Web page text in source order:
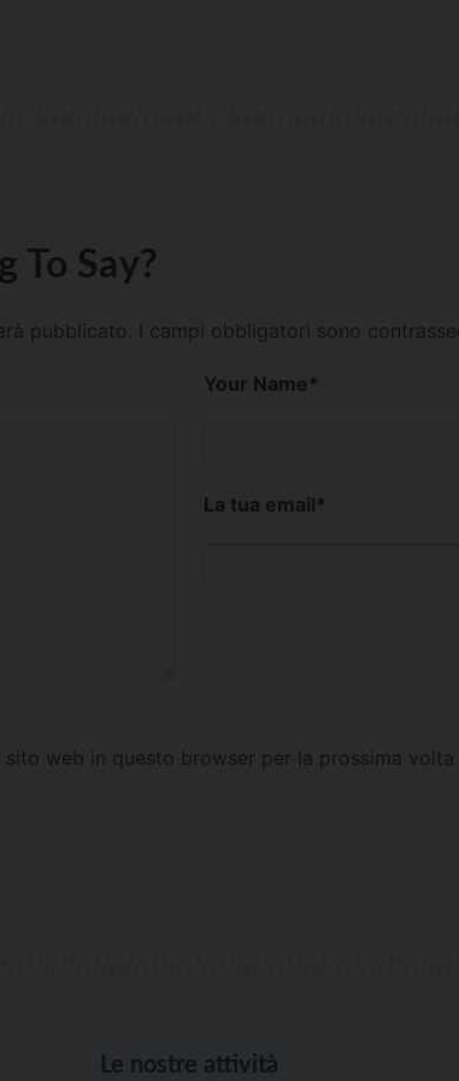
To Say?
pubblicato. I campi obbligatori sono
Your Name*
La tua email*
sito web in questo browser per la prossima
Le nostre attività